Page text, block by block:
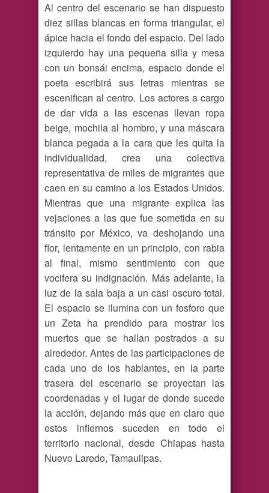
Al centro del escenario se han dispuesto
diez sillas blancas en forma triangular, el
ápice hacia el fondo del espacio. Del lado
izquierdo hay una pequeña silla y mesa
con un bonsái encima, espacio donde el
poeta escribirá sus letras mientras se
escenifican al centro. Los actores a cargo
de dar vida a las escenas llevan ropa
beige, mochila al hombro, y una máscara
blanca pegada a la cara que les quita la
individualidad, crea una colectiva
representativa de miles de migrantes que
caen en su camino a los Estados Unidos.
Mientras que una migrante explica las
vejaciones a las que fue sometida en su
tránsito por México, va deshojando una
flor, lentamente en un principio, con rabia
al final, mismo sentimiento con que
vocifera su indignación. Más adelante, la
luz de la sala baja a un casi oscuro total.
El espacio se ilumina con un fosforo que
un Zeta ha prendido para mostrar los
muertos que se hallan postrados a su
alrededor. Antes de las participaciones de
cada uno de los hablantes, en la parte
trasera del escenario se proyectan las
coordenadas y el lugar de donde sucede
la acción, dejando más que en claro que
estos infiernos suceden en todo el
territorio nacional, desde Chiapas hasta
Nuevo Laredo, Tamaulipas.